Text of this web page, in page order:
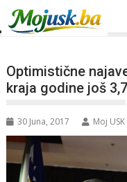
Optimistične
kraja godine još
30 Juna, 2017 Moj USK